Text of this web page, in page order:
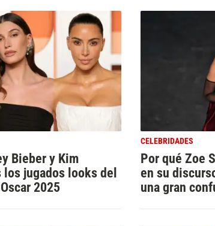
Bieber y Kim
los jugados looks del
2025
CELEBRIDADES
Por qué Zoe
en su
una gran